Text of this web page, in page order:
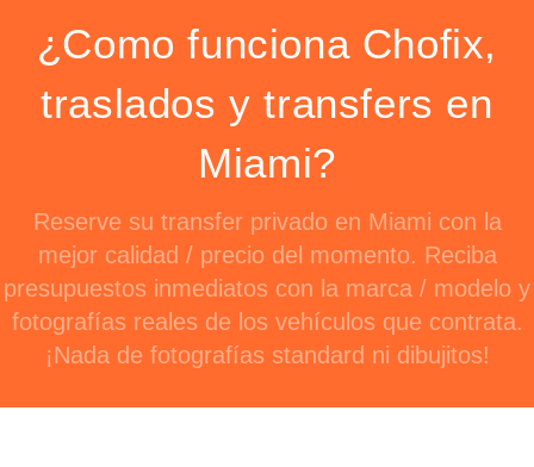
¿Como funciona Chofix,
traslados y transfers en
Miami?
Reserve su transfer privado en Miami con la
mejor calidad / precio del momento. Reciba
presupuestos inmediatos con la marca / modelo y
fotografías reales de los vehículos que contrata.
¡Nada de fotografías standard ni dibujitos!